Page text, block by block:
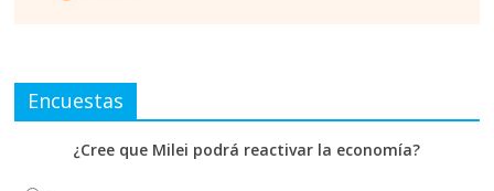
Encuestas
¿Cree que Milei podrá reactivar la economía?